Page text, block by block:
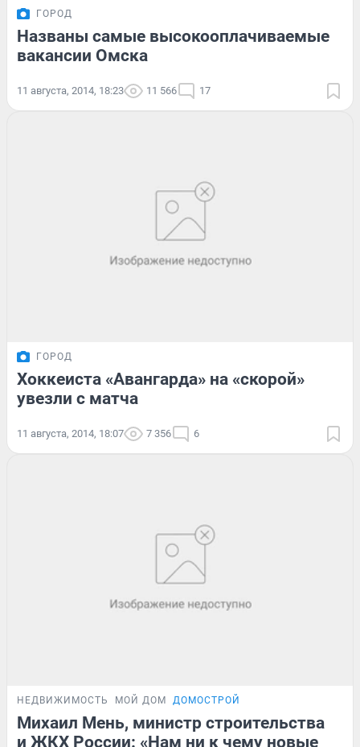
ГОРОД
Названы самые высокооплачиваемые
вакансии Омска
11 августа, 2014, 18:23 11 566 17
ГОРОД
Хоккеиста «Авангарда» на «скорой»
увезли с матча
11 августа, 2014, 18:07 7 356 6
НЕДВИЖИМОСТЬ МОЙ ДОМ ДОМОСТРОЙ
Михаил Мень, министр строительства
и ЖКХ России: «Нам ни к чему новые